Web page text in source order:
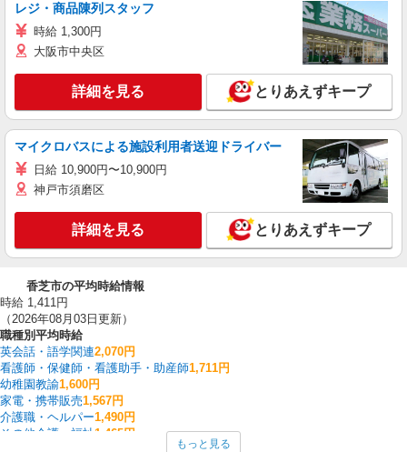
レジ・商品陳列スタッフ
時給 1,300円
大阪市中央区
詳細を見る とりあえずキープ
マイクロバスによる施設利用者送迎ドライバー
日給 10,900円〜10,900円
神戸市須磨区
詳細を見る とりあえずキープ
香芝市の平均時給情報
時給 1,411円
（2026年08月03日更新）
職種別平均時給
英会話・語学関連2,070円
看護師・保健師・看護助手・助産師1,711円
幼稚園教諭1,600円
家電・携帯販売1,567円
介護職・ヘルパー1,490円
その他介護・福祉 1,465円
もっと見る